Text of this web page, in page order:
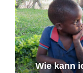
Wie kann